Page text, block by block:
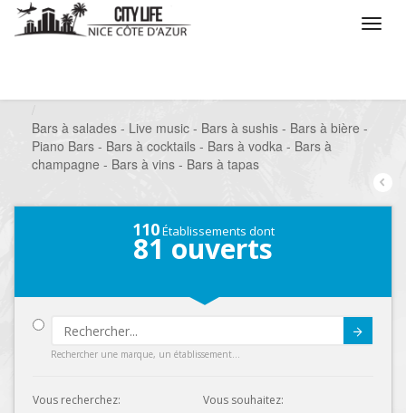
Bars à salades - Live music - Bars à sushis - Bars à bière -
Piano Bars - Bars à cocktails - Bars à vodka - Bars à
champagne - Bars à vins - Bars à tapas
110Établissements dont
81 ouverts
Rechercher une marque, un établissement...
Vous recherchez:
Vous souhaitez: